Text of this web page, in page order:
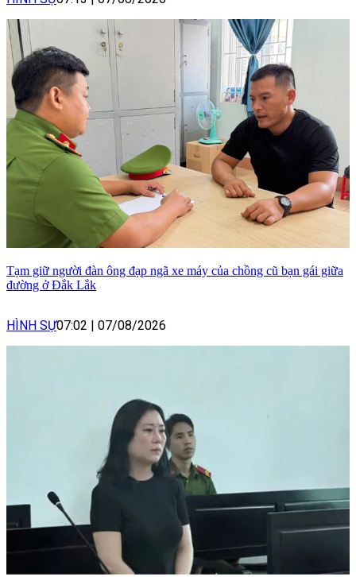
Tạm giữ người đàn ông đạp ngã xe máy của chồng cũ bạn gái giữa
đường ở Đắk Lắk
HÌNH SỰ07:02 | 07/08/2026